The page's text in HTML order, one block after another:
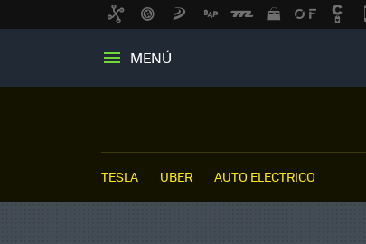
MENÚ
TESLA UBER AUTO ELECTRICO